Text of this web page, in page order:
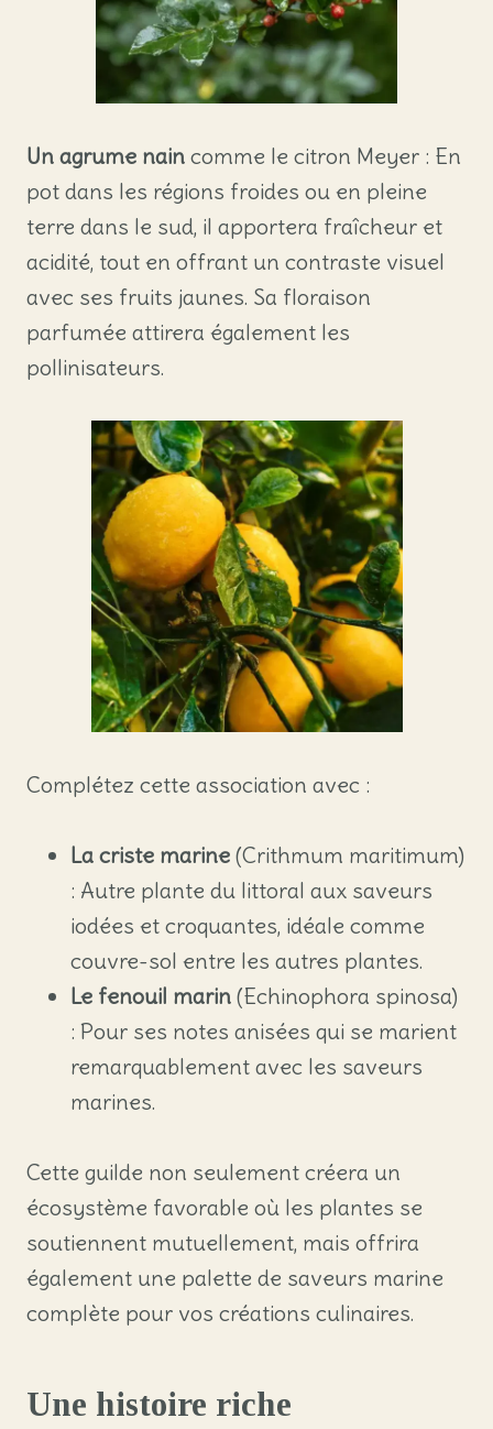
Un agrume nain comme le citron Meyer : En
pot dans les régions froides ou en pleine
terre dans le sud, il apportera fraîcheur et
acidité, tout en offrant un contraste visuel
avec ses fruits jaunes. Sa floraison
parfumée attirera également les
pollinisateurs.
Complétez cette association avec :
La criste marine (Crithmum maritimum)
: Autre plante du littoral aux saveurs
iodées et croquantes, idéale comme
couvre-sol entre les autres plantes.
Le fenouil marin (Echinophora spinosa)
: Pour ses notes anisées qui se marient
remarquablement avec les saveurs
marines.
Cette guilde non seulement créera un
écosystème favorable où les plantes se
soutiennent mutuellement, mais offrira
également une palette de saveurs marine
complète pour vos créations culinaires.
Une histoire riche